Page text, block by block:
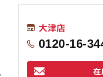
大津店
0120-16-